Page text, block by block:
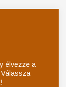
élvezze a